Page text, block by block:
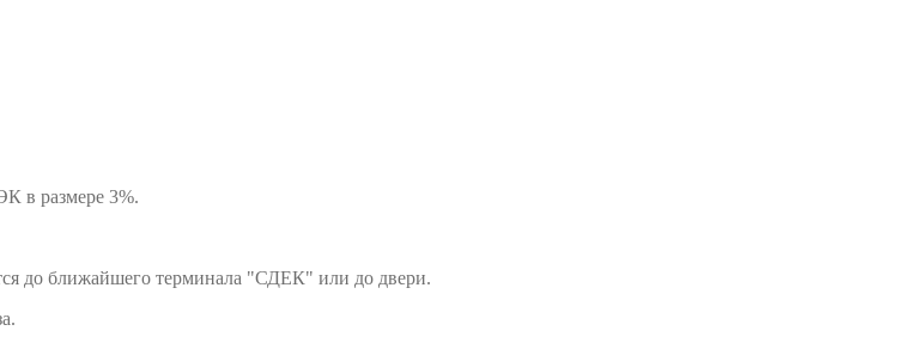
в размере 3%.
до ближайшего терминала "СДЕК" или до двери.